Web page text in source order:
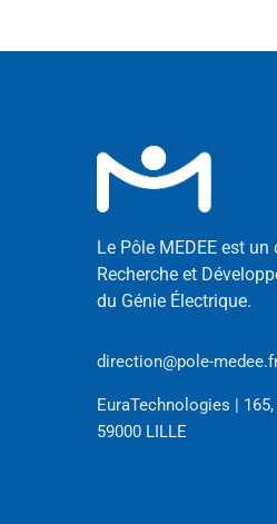
Le Pôle MEDEE est
Recherche et
du Génie Électrique.
direction@pole-
EuraTechnologies |
59000 LILLE